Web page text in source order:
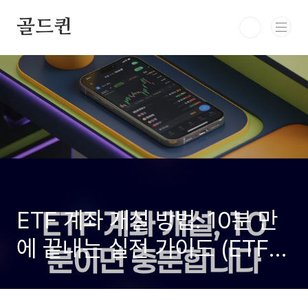
골드퀸
ETF 계좌 개설 방법: 10분 만
에 끝내는 실전 가이드 (ETF
세금·거래 비법 공개)